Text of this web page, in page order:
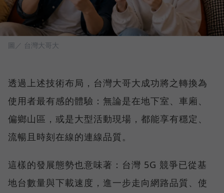
圖／ 台灣大哥大
透過上述技術布局，台灣大哥大成功將之轉換為
使用者最有感的體驗：無論是在地下室、車廂、
偏鄉山區，或是大型活動現場，都能享有穩定、
流暢且時刻在線的連線品質。
這樣的發展態勢也意味著：台灣 5G 競爭已從基
地台數量與下載速度，進一步走向網路品質、使